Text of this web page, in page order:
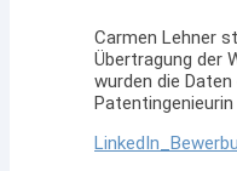
Carmen Lehner
Übertragung der
wurden die